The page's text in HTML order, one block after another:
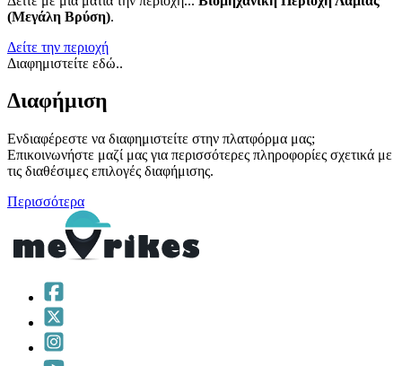
(Μεγάλη Βρύση).
Δείτε την περιοχή
Διαφημιστείτε εδώ..
Διαφήμιση
Ενδιαφέρεστε να διαφημιστείτε στην πλατφόρμα μας;
Επικοινωνήστε μαζί μας για περισσότερες πληροφορίες σχετικά με
τις διαθέσιμες επιλογές διαφήμισης.
Περισσότερα